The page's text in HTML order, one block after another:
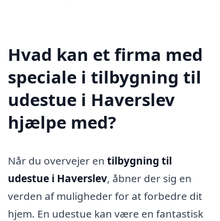
Hvad kan et firma med
speciale i tilbygning til
udestue i Haverslev
hjælpe med?
Når du overvejer en tilbygning til
udestue i Haverslev, åbner der sig en
verden af muligheder for at forbedre dit
hjem. En udestue kan være en fantastisk